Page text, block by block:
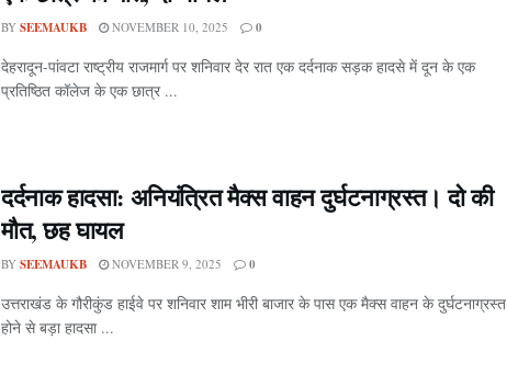
BY SEEMAUKB NOVEMBER 10, 2025 0
देहरादून-पांवटा राष्ट्रीय राजमार्ग पर शनिवार देर रात एक दर्दनाक सड़क हादसे में दून के एक
प्रतिष्ठित कॉलेज के एक छात्र ...
दर्दनाक हादसा: अनियंत्रित मैक्स वाहन दुर्घटनाग्रस्त। दो की
मौत, छह घायल
BY SEEMAUKB NOVEMBER 9, 2025 0
उत्तराखंड के गौरीकुंड हाईवे पर शनिवार शाम भीरी बाजार के पास एक मैक्स वाहन के दुर्घटनाग्रस्त
होने से बड़ा हादसा ...